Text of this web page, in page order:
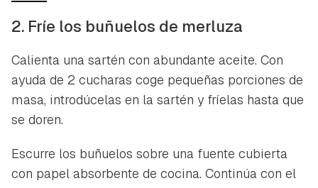
2. Fríe los buñuelos de merluza
Calienta una sartén con abundante aceite. Con
ayuda de 2 cucharas coge pequeñas porciones de
masa, introdúcelas en la sartén y fríelas hasta que
se doren.
Escurre los buñuelos sobre una fuente cubierta
con papel absorbente de cocina. Continúa con el